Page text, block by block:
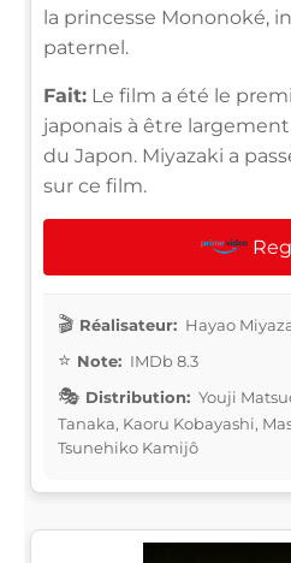
la princesse Mononoké,
paternel.
Fait: Le film a été le
japonais à être
du Japon. Miyazaki a
sur ce film.
Réalisateur: Hayao
Note: IMDb 8.3
Distribution: Youji
Tanaka, Kaoru Kobayashi,
Tsunehiko Kamijô